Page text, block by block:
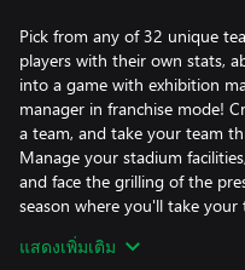
Pick from any of 32 unique
players with their own stats,
into a game with exhibition
manager in franchise mode!
a team, and take your team
Manage your stadium
and face the grilling of the
season where you'll take
tournament mode for those
แสดงเพิ่มเติม